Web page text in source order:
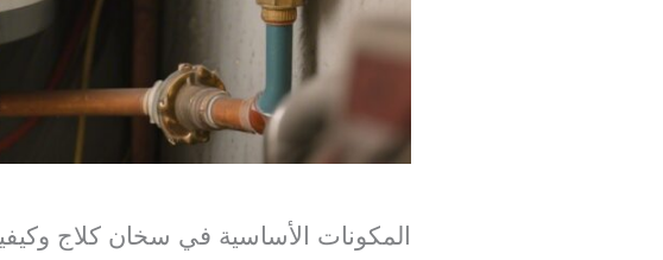
المكونات الأساسية في سخان كلاج